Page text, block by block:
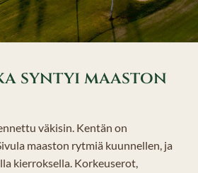
syntyi maaston
väkisin. Kentän on
maaston rytmiä kuunnellen, ja
kierroksella. Korkeuserot,